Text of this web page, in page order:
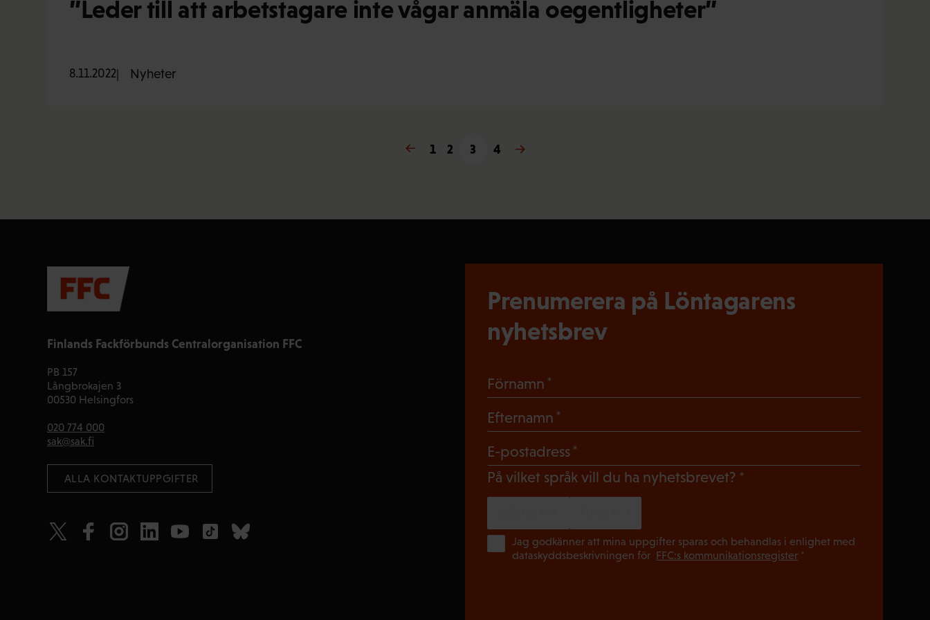
”Leder till att arbetstagare inte vågar anmäla oegentligheter”
8.11.2022 Nyheter
← Föregående
1 2 3 4Nästa →
Finlands Fackförbunds Centralorganisation FFC
PB 157
Långbrokajen 3
00530 Helsingfors
020 774 000
sak@sak.fi
ALLA KONTAKTUPPGIFTER
Prenumerera på Löntagarens
nyhetsbrev
Förnamn
Efternamn
E-postadress
På vilket språk vill du ha nyhetsbrevet?(Obligatoriskt)
Jag godkänner att mina uppgifter sparas och behandlas i enlighet med
dataskyddsbeskrivningen för FFC:s kommunikationsregister *